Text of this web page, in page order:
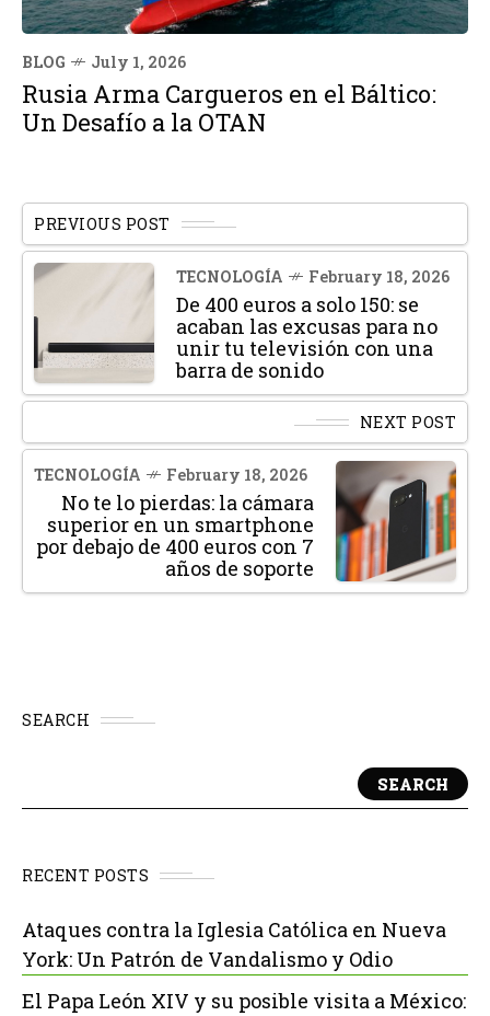
BLOG July 1, 2026
Rusia Arma Cargueros en el Báltico:
Un Desafío a la OTAN
PREVIOUS POST
TECNOLOGÍA February 18, 2026
De 400 euros a solo 150: se
acaban las excusas para no
unir tu televisión con una
barra de sonido
NEXT POST
TECNOLOGÍA February 18, 2026
No te lo pierdas: la cámara
superior en un smartphone
por debajo de 400 euros con 7
años de soporte
SEARCH
SEARCH
RECENT POSTS
Ataques contra la Iglesia Católica en Nueva
York: Un Patrón de Vandalismo y Odio
El Papa León XIV y su posible visita a México: